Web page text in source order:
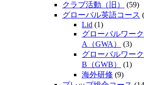
クラブ活動（旧）
(59)
グローバル英語コース
Lid (1)
グローバルワー
A（GWA）
(3)
グローバルワー
B（GWB）
(1)
海外研修 (9)